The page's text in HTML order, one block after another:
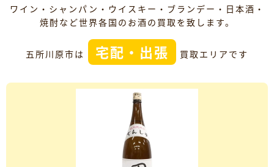
ワイン・シャンパン・ウイスキー・ブランデー・日本酒・
焼酎など世界各国のお酒の買取を致します。
五所川原市は 宅配・出張 買取エリアです